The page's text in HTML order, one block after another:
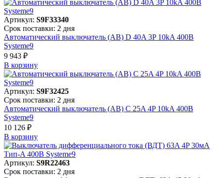
Артикул: S9F33340
Срок поставки: 2 дня
Автоматический выключатель (АВ) D 40A 3P 10kA 400В
Systeme9
9 943 ₽
В корзинy
Артикул: S9F32425
Срок поставки: 2 дня
Автоматический выключатель (АВ) C 25A 4P 10kA 400В
Systeme9
10 126 ₽
В корзинy
Артикул: S9R22463
Срок поставки: 2 дня